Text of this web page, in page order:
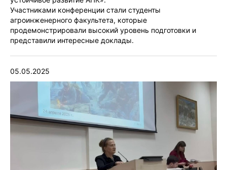
Участниками конференции стали студенты
агроинженерного факультета, которые
продемонстрировали высокий уровень подготовки и
представили интересные доклады.
05.05.2025